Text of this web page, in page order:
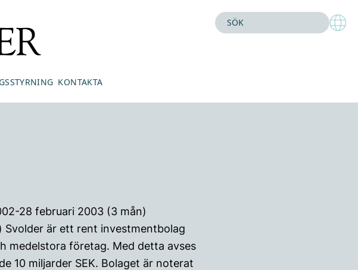
KONTAKTA
28 februari 2003 (3 mån)
Svolder är ett rent investmentbolag
medelstora företag. Med detta avses
10 miljarder SEK. Bolaget är noterat